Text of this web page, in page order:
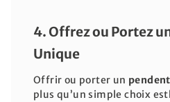
4. Offrez ou Portez
Unique
Offrir ou porter un
plus qu’un simple choix